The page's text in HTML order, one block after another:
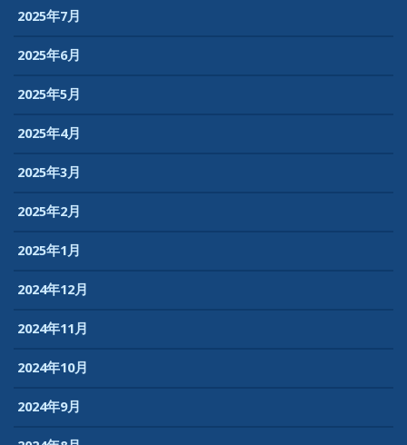
2025年7月
2025年6月
2025年5月
2025年4月
2025年3月
2025年2月
2025年1月
2024年12月
2024年11月
2024年10月
2024年9月